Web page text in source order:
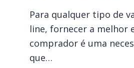
Para qualquer tipo de
line, fornecer a melhor
comprador é uma
que…